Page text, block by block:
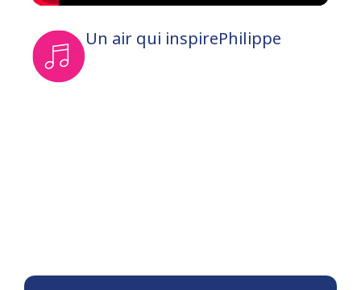
Un air qui inspirePhilippe